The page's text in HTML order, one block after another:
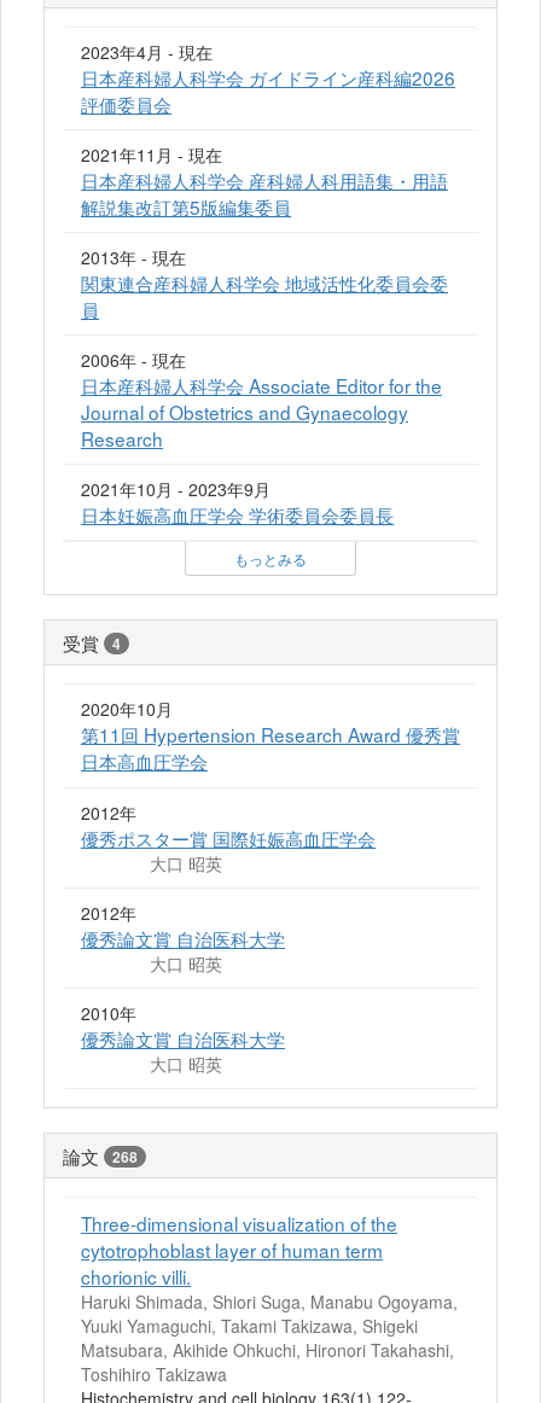
2023年4月 - 現在
日本産科婦人科学会 ガイドライン産科編2026
評価委員会
2021年11月 - 現在
日本産科婦人科学会 産科婦人科用語集・用語
解説集改訂第5版編集委員
2013年 - 現在
関東連合産科婦人科学会 地域活性化委員会委
員
2006年 - 現在
日本産科婦人科学会 Associate Editor for the
Journal of Obstetrics and Gynaecology
Research
2021年10月 - 2023年9月
日本妊娠高血圧学会 学術委員会委員長
もっとみる
受賞 4
2020年10月
第11回 Hypertension Research Award 優秀賞
日本高血圧学会
2012年
優秀ポスター賞 国際妊娠高血圧学会
大口 昭英
2012年
優秀論文賞 自治医科大学
大口 昭英
2010年
優秀論文賞 自治医科大学
大口 昭英
論文 268
Three-dimensional visualization of the
cytotrophoblast layer of human term
chorionic villi.
Haruki Shimada, Shiori Suga, Manabu Ogoyama,
Yuuki Yamaguchi, Takami Takizawa, Shigeki
Matsubara, Akihide Ohkuchi, Hironori Takahashi,
Toshihiro Takizawa
Histochemistry and cell biology 163(1) 122-